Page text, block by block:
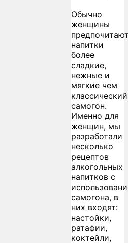
Обычно
женщины
напитки
более
сладкие,
нежные и
мягкие чем
классический
самогон.
Именно для
женщин, мы
разработали
несколько
рецептов
алкогольных
напитков с
самогона, в
них входят:
настойки,
ратафии,
коктейли,